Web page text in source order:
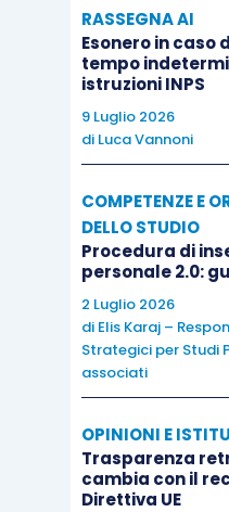
RASSEGNA AI
Esonero in caso
tempo
istruzioni INPS
9 Luglio 2026
di Luca Vannoni
COMPETENZE E
DELLO STUDIO
Procedura di
personale 2.0:
2 Luglio 2026
di Elis Karaj –
Strategici per Studi
associati
OPINIONI E
Trasparenza
cambia con il
Direttiva UE